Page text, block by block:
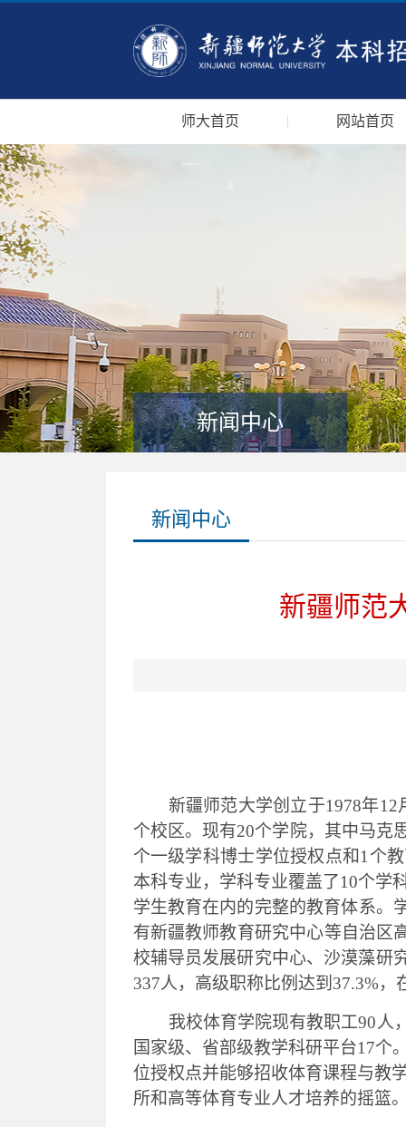
师大首页 网站首页
新闻中心
新闻中心
新疆师范
新疆师范大学创立于1978年
个校区。现有20个学院，其中马克
个一级学科博士学位授权点和1个
本科专业，学科专业覆盖了10个学
学生教育在内的完整的教育体系。
有新疆教师教育研究中心等自治区
校辅导员发展研究中心、沙漠藻研
337人，高级职称比例达到37.3%，
我校体育学院现有教职工90人
国家级、省部级教学科研平台17个
位授权点并能够招收体育课程与教
所和高等体育专业人才培养的摇篮